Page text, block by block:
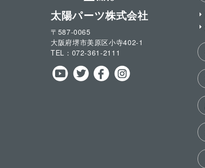
太陽パーツ株式会社
〒587-0065
大阪府堺市美原区小寺402-1
TEL： 072-361-2111